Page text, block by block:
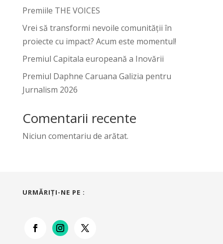
Premiile THE VOICES
Vrei să transformi nevoile comunității în
proiecte cu impact? Acum este momentul!
Premiul Capitala europeană a Inovării
Premiul Daphne Caruana Galizia pentru
Jurnalism 2026
Comentarii recente
Niciun comentariu de arătat.
URMĂRIŢI-NE PE :